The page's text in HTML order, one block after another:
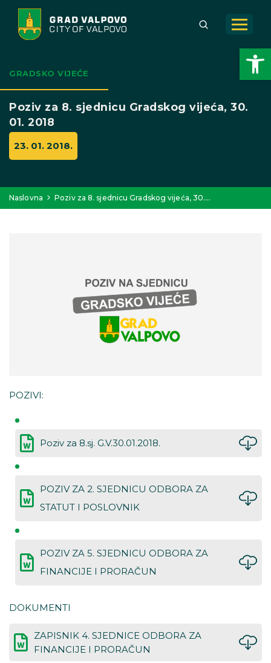
Open toolbar
GRADSKO VIJEĆE
Poziv za 8. sjednicu Gradskog vijeća, 30.
01. 2018
23. 01. 2018.
Naslovna Poziv za 8. sjednicu Gradskog vijeća, 30.…
POZIVI:
Poziv za 8.sj. G.V.30.01.2018.
POZIV ZA 2. SJEDNICU ODBORA ZA
STATUT I POSLOVNIK
POZIV ZA 5. SJEDNICU ODBORA ZA
FINANCIJE I PRORAČUN
DOKUMENTI
ZAPISNIK 4. SJEDNICE ODBORA ZA
FINANCIJE I PRORAČUN